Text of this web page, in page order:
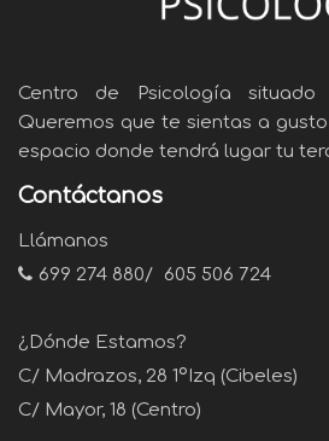
Centro de Psicología
Queremos que te sientas a
espacio donde tendrá lugar tu
Contáctanos
Llámanos
699 274 880/ 605 506 724
¿Dónde Estamos?
C/ Madrazos, 28 1ºIzq (Cibeles)
C/ Mayor, 18 (Centro)